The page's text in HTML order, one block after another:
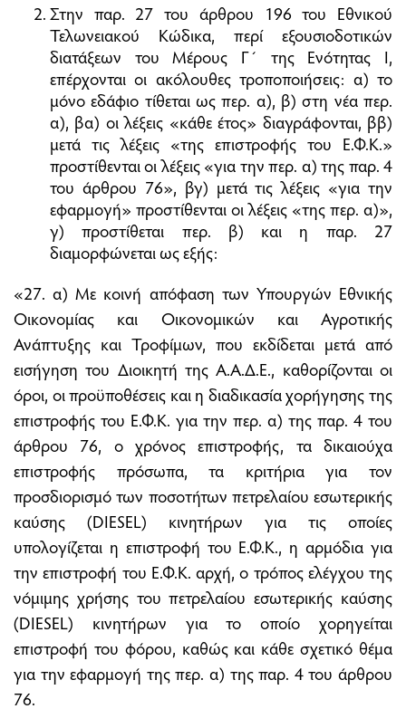
Στην παρ. 27 του άρθρου 196 του Εθνικού
Τελωνειακού Κώδικα, περί εξουσιοδοτικών
διατάξεων του Μέρους Γ΄ της Ενότητας Ι,
επέρχονται οι ακόλουθες τροποποιήσεις: α) το
μόνο εδάφιο τίθεται ως περ. α), β) στη νέα περ.
α), βα) οι λέξεις «κάθε έτος» διαγράφονται, ββ)
μετά τις λέξεις «της επιστροφής του Ε.Φ.Κ.»
προστίθενται οι λέξεις «για την περ. α) της παρ. 4
του άρθρου 76», βγ) μετά τις λέξεις «για την
εφαρμογή» προστίθενται οι λέξεις «της περ. α)»,
γ) προστίθεται περ. β) και η παρ. 27
διαμορφώνεται ως εξής:
«27. α) Με κοινή απόφαση των Υπουργών Εθνικής
Οικονομίας και Οικονομικών και Αγροτικής
Ανάπτυξης και Τροφίμων, που εκδίδεται μετά από
εισήγηση του Διοικητή της Α.Α.Δ.Ε., καθορίζονται οι
όροι, οι προϋποθέσεις και η διαδικασία χορήγησης της
επιστροφής του Ε.Φ.Κ. για την περ. α) της παρ. 4 του
άρθρου 76, ο χρόνος επιστροφής, τα δικαιούχα
επιστροφής πρόσωπα, τα κριτήρια για τον
προσδιορισμό των ποσοτήτων πετρελαίου εσωτερικής
καύσης (DIESEL) κινητήρων για τις οποίες
υπολογίζεται η επιστροφή του Ε.Φ.Κ., η αρμόδια για
την επιστροφή του Ε.Φ.Κ. αρχή, ο τρόπος ελέγχου της
νόμιμης χρήσης του πετρελαίου εσωτερικής καύσης
(DIESEL) κινητήρων για το οποίο χορηγείται
επιστροφή του φόρου, καθώς και κάθε σχετικό θέμα
για την εφαρμογή της περ. α) της παρ. 4 του άρθρου
76.